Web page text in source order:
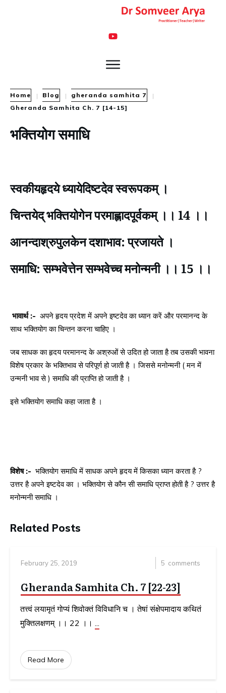
Home | Blog | gheranda samhita 7
|
Gheranda Samhita Ch. 7 [14-15]
भक्तियोग समाधि
स्वकीयहृदये ध्यायेदिष्टदेव स्वरूपकम् ।
चिन्तयेद् भक्तियोगेन परमाह्लादपूर्वकम् ।। 14 ।।
आनन्दाश्रुपुलकेन दशाभाव: प्रजायते ।
समाधि: सम्भवेत्तेन सम्भवेच्च मनोन्मनी ।। 15 ।।
भावार्थ :- अपने हृदय प्रदेश में अपने इष्टदेव का ध्यान करें और परमानन्द के
साथ भक्तियोग का चिन्तन करना चाहिए ।
जब साधक का हृदय परमानन्द के अश्रुओं से उदित हो जाता है तब उसकी भावना
विशेष प्रकार के भक्तिभाव से परिपूर्ण हो जाती है । जिससे मनोन्मनी ( मन में
उन्मनी भाव से ) समाधि की प्राप्ति हो जाती है ।
इसे भक्तियोग समाधि कहा जाता है ।
विशेष :- भक्तियोग समाधि में साधक अपने हृदय में किसका ध्यान करता है ?
उत्तर है अपने इष्टदेव का । भक्तियोग से कौन सी समाधि प्राप्त होती है ? उत्तर है
मनोन्मनी समाधि ।
Related Posts
February 25, 2019 5 comments
Gheranda Samhita Ch. 7 [22-23]
तत्त्वं लयामृतं गोप्यं शिवोक्तं विविधानि च । तेषां संक्षेपमादाय कथितं
मुक्तिलक्षणम् ।। 22 ।। ...
Read More